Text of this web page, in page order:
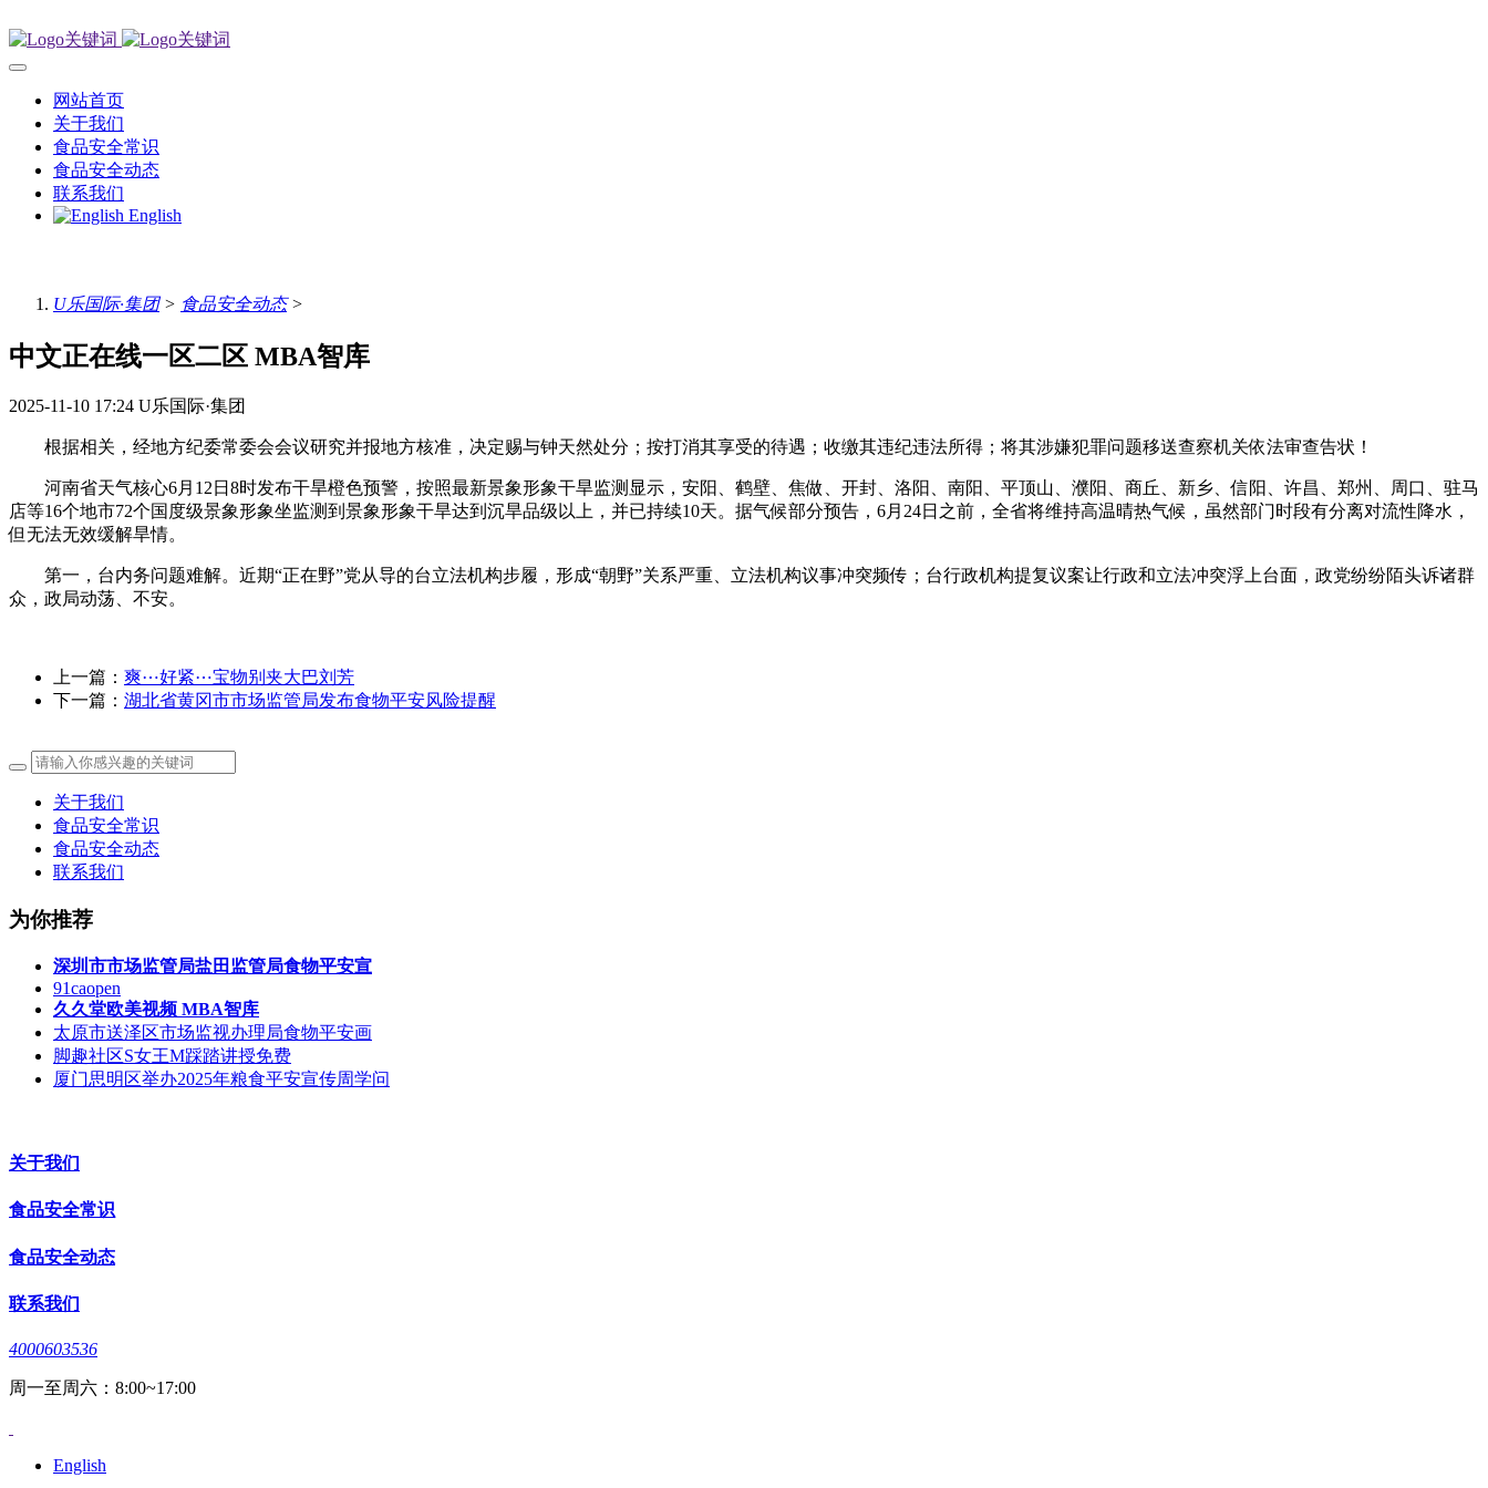
网站首页
关于我们
食品安全常识
食品安全动态
联系我们
English
U乐国际·集团> 食品安全动态>
中文正在线一区二区 MBA智库
2025-11-10 17:24 U乐国际·集团
根据相关，经地方纪委常委会会议研究并报地方核准，决定赐与钟天然处分；按打消其享受的待遇；收缴其违纪违法所得；将其涉嫌犯罪问题移送查察机关依法审查告状！
河南省天气核心6月12日8时发布干旱橙色预警，按照最新景象形象干旱监测显示，安阳、鹤壁、焦做、开封、洛阳、南阳、平顶山、濮阳、商丘、新乡、信阳、许昌、郑州、周口、驻马
店等16个地市72个国度级景象形象坐监测到景象形象干旱达到沉旱品级以上，并已持续10天。据气候部分预告，6月24日之前，全省将维持高温晴热气候，虽然部门时段有分离对流性降水，
但无法无效缓解旱情。
第一，台内务问题难解。近期“正在野”党从导的台立法机构步履，形成“朝野”关系严重、立法机构议事冲突频传；台行政机构提复议案让行政和立法冲突浮上台面，政党纷纷陌头诉诸群
众，政局动荡、不安。
上一篇： 爽⋯好紧⋯宝物别夹大巴刘芳
下一篇： 湖北省黄冈市市场监管局发布食物平安风险提醒
关于我们
食品安全常识
食品安全动态
联系我们
为你推荐
深圳市市场监管局盐田监管局食物平安宣
91caopen
久久堂欧美视频 MBA智库
太原市送泽区市场监视办理局食物平安画
脚趣社区S女王M踩踏讲授免费
厦门思明区举办2025年粮食平安宣传周学问
关于我们
食品安全常识
食品安全动态
联系我们
4000603536
周一至周六：8:00~17:00
English